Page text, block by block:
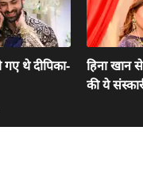
थे दीपिका-
हिना खान
की ये